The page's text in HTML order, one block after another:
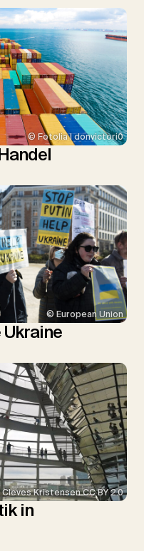
© Fotolia | donvictori0
© European Union
Kristensen CC BY 2.0
in